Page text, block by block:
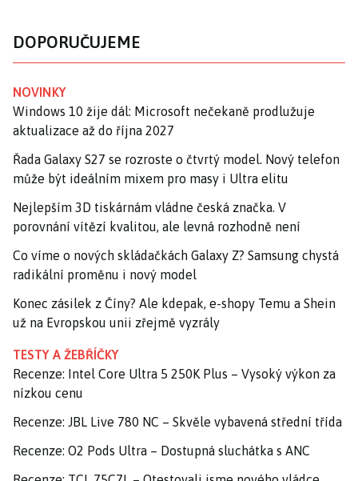
DOPORUČUJEME
NOVINKY
Windows 10 žije dál: Microsoft nečekaně prodlužuje
aktualizace až do října 2027
Řada Galaxy S27 se rozroste o čtvrtý model. Nový telefon
může být ideálním mixem pro masy i Ultra elitu
Nejlepším 3D tiskárnám vládne česká značka. V
porovnání vítězí kvalitou, ale levná rozhodně není
Co víme o nových skládačkách Galaxy Z? Samsung chystá
radikální proměnu i nový model
Konec zásilek z Číny? Ale kdepak, e-shopy Temu a Shein
už na Evropskou unii zřejmě vyzrály
TESTY A ŽEBŘÍČKY
Recenze: Intel Core Ultra 5 250K Plus – Vysoký výkon za
nízkou cenu
Recenze: JBL Live 780 NC – Skvěle vybavená střední třída
Recenze: O2 Pods Ultra – Dostupná sluchátka s ANC